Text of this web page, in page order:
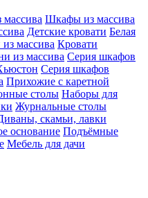
массива Шкафы из массива
Детские кровати Белая
массива Кровати
из массива Серия шкафов
Серия шкафов
Прихожие с каретной
столы Наборы для
Журнальные столы
скамьи, лавки
основание Подъёмные
Мебель для дачи